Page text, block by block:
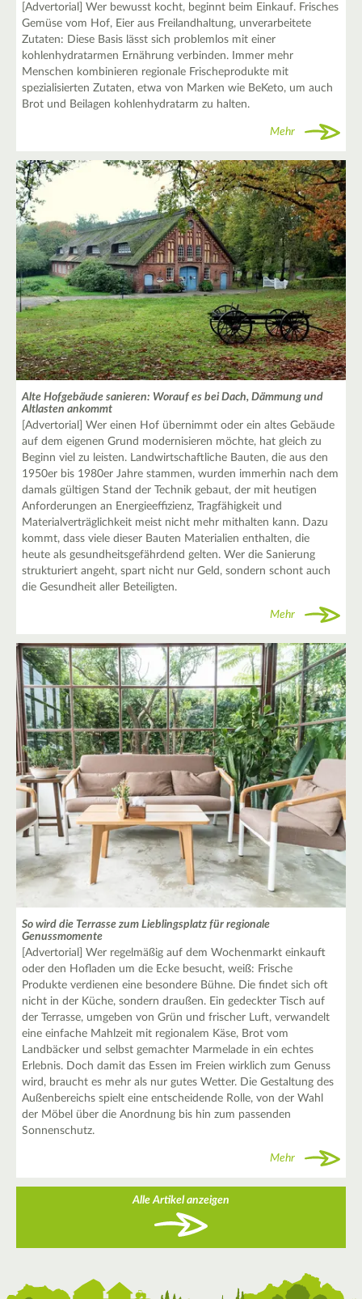
[Advertorial] Wer bewusst kocht, beginnt beim Einkauf. Frisches
Gemüse vom Hof, Eier aus Freilandhaltung, unverarbeitete
Zutaten: Diese Basis lässt sich problemlos mit einer
kohlenhydratarmen Ernährung verbinden. Immer mehr
Menschen kombinieren regionale Frischeprodukte mit
spezialisierten Zutaten, etwa von Marken wie BeKeto, um auch
Brot und Beilagen kohlenhydratarm zu halten.
Mehr
Alte Hofgebäude sanieren: Worauf es bei Dach, Dämmung und
Altlasten ankommt
[Advertorial] Wer einen Hof übernimmt oder ein altes Gebäude
auf dem eigenen Grund modernisieren möchte, hat gleich zu
Beginn viel zu leisten. Landwirtschaftliche Bauten, die aus den
1950er bis 1980er Jahre stammen, wurden immerhin nach dem
damals gültigen Stand der Technik gebaut, der mit heutigen
Anforderungen an Energieeffizienz, Tragfähigkeit und
Materialverträglichkeit meist nicht mehr mithalten kann. Dazu
kommt, dass viele dieser Bauten Materialien enthalten, die
heute als gesundheitsgefährdend gelten. Wer die Sanierung
strukturiert angeht, spart nicht nur Geld, sondern schont auch
die Gesundheit aller Beteiligten.
Mehr
So wird die Terrasse zum Lieblingsplatz für regionale
Genussmomente
[Advertorial] Wer regelmäßig auf dem Wochenmarkt einkauft
oder den Hofladen um die Ecke besucht, weiß: Frische
Produkte verdienen eine besondere Bühne. Die findet sich oft
nicht in der Küche, sondern draußen. Ein gedeckter Tisch auf
der Terrasse, umgeben von Grün und frischer Luft, verwandelt
eine einfache Mahlzeit mit regionalem Käse, Brot vom
Landbäcker und selbst gemachter Marmelade in ein echtes
Erlebnis. Doch damit das Essen im Freien wirklich zum Genuss
wird, braucht es mehr als nur gutes Wetter. Die Gestaltung des
Außenbereichs spielt eine entscheidende Rolle, von der Wahl
der Möbel über die Anordnung bis hin zum passenden
Sonnenschutz.
Mehr
Alle Artikel anzeigen